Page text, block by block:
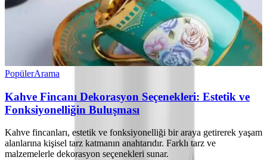
PopülerArama
Kahve Fincanı Dekorasyon Seçenekleri: Estetik ve
Fonksiyonelliğin Buluşması
Kahve fincanları, estetik ve fonksiyonelliği bir araya getirerek yaşam
alanlarına kişisel tarz katmanın anahtarıdır. Farklı tarz ve
malzemelerle dekorasyon seçenekleri sunar.